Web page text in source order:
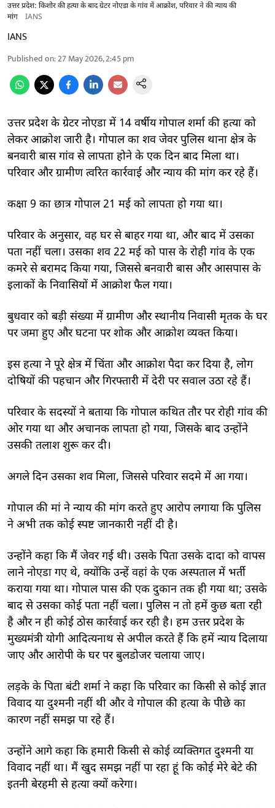
उत्तर प्रदेश: किशोर की हत्या के बाद ग्रेटर नोएडा के गांव में आक्रोश, परिवार ने की न्याय की
मांग
IANS
IANS
Published on:27 May 2026, 2:45 pm
उत्तर प्रदेश के ग्रेटर नोएडा में 14 वर्षीय गोपाल शर्मा की हत्या को
लेकर आक्रोश जारी है। गोपाल का शव जेवर पुलिस थाना क्षेत्र के
बनवारी बास गांव से लापता होने के एक दिन बाद मिला था।
परिवार और ग्रामीण त्वरित कार्रवाई और न्याय की मांग कर रहे हैं।
कक्षा 9 का छात्र गोपाल 21 मई को लापता हो गया था।
परिवार के अनुसार, वह घर से बाहर गया था, और बाद में उसका
पता नहीं चला। उसका शव 22 मई को पास के रोही गांव के एक
कमरे से बरामद किया गया, जिससे बनवारी बास और आसपास के
इलाकों के निवासियों में आक्रोश फैल गया।
बुधवार को बड़ी संख्या में ग्रामीण और स्थानीय निवासी मृतक के घर
पर जमा हुए और घटना पर शोक और आक्रोश व्यक्त किया।
इस हत्या ने पूरे क्षेत्र में चिंता और आक्रोश पैदा कर दिया है, लोग
दोषियों की पहचान और गिरफ्तारी में देरी पर सवाल उठा रहे हैं।
परिवार के सदस्यों ने बताया कि गोपाल कथित तौर पर रोही गांव की
ओर गया था और अचानक लापता हो गया, जिसके बाद उन्होंने
उसकी तलाश शुरू कर दी।
अगले दिन उसका शव मिला, जिससे परिवार सदमे में आ गया।
गोपाल की मां ने न्याय की मांग करते हुए आरोप लगाया कि पुलिस
ने अभी तक कोई स्पष्ट जानकारी नहीं दी है।
उन्होंने कहा कि मैं जेवर गई थी। उसके पिता उसके दादा को वापस
लाने नोएडा गए थे, क्योंकि उन्हें वहां के एक अस्पताल में भर्ती
कराया गया था। गोपाल पास की एक दुकान तक ही गया था; उसके
बाद से उसका कोई पता नहीं चला। पुलिस न तो हमें कुछ बता रही
है और न ही कोई ठोस कार्रवाई कर रही है। हम उत्तर प्रदेश के
मुख्यमंत्री योगी आदित्यनाथ से अपील करते हैं कि हमें न्याय दिलाया
जाए और आरोपी के घर पर बुलडोजर चलाया जाए।
लड़के के पिता बंटी शर्मा ने कहा कि परिवार का किसी से कोई ज्ञात
विवाद या दुश्मनी नहीं थी और वे गोपाल की हत्या के पीछे का
कारण नहीं समझ पा रहे हैं।
उन्होंने आगे कहा कि हमारी किसी से कोई व्यक्तिगत दुश्मनी या
विवाद नहीं था। मैं खुद समझ नहीं पा रहा हूं कि कोई मेरे बेटे की
इतनी बेरहमी से हत्या क्यों करेगा।